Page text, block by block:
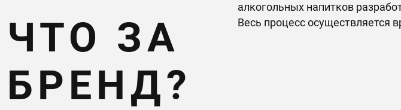
ЧТО ЗА
БРЕНД?
алкогольных напитков
Весь процесс осуществляется